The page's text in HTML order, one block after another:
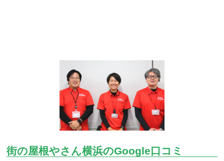
街の屋根やさん横浜のGoogle口コミ